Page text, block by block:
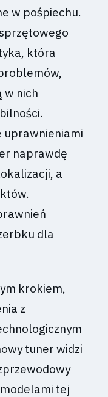
w pośpiechu.
która
w nich
uprawnieniami
naprawdę
a
dla
krokiem,
z
tuner widzi
tej